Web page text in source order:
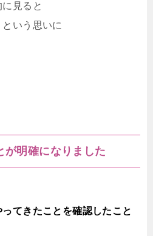
見ると
という思いに
が明確になりました
てきたことを確認したこと